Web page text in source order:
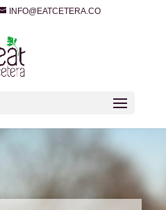
INFO@EATCETERA.CO